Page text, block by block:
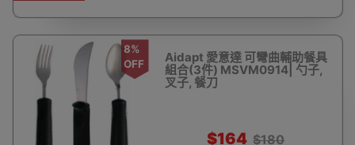
8%
OFF
Aidapt 愛意達 可彎曲輔助餐具
組合(3件) MSVM0914| 勺子,
叉子, 餐刀
$164 $180